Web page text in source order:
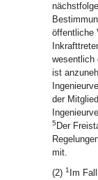
öffentliche
wesentlich
ist
der
5 Der
mit.
(2) 1 Im